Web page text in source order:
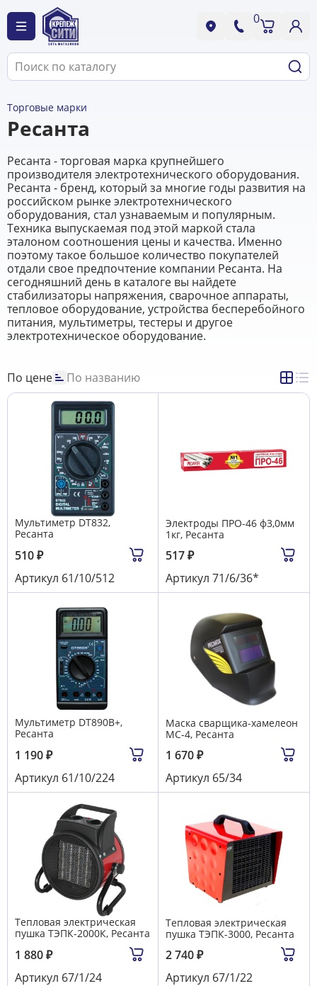
0
Торговые марки
Ресанта
Ресанта - торговая марка крупнейшего
производителя электротехнического оборудования.
Ресанта - бренд, который за многие годы развития на
российском рынке электротехнического
оборудования, стал узнаваемым и популярным.
Техника выпускаемая под этой маркой стала
эталоном соотношения цены и качества. Именно
поэтому такое большое количество покупателей
отдали свое предпочтение компании Ресанта. На
сегодняшний день в каталоге вы найдете
стабилизаторы напряжения, сварочное аппараты,
тепловое оборудование, устройства бесперебойного
питания, мультиметры, тестеры и другое
электротехническое оборудование.
По цене По названию
Мультиметр DT832,
Ресанта
510₽
Артикул 61/10/512
Электроды ПРО-46 ф3,0мм
1кг, Ресанта
517₽
Артикул 71/6/36*
Мультиметр DT890B+,
Ресанта
1 190₽
Артикул 61/10/224
Маска сварщика-хамелеон
МС-4, Ресанта
1 670₽
Артикул 65/34
Тепловая электрическая
пушка ТЭПК-2000К, Ресанта
1 880₽
Артикул 67/1/24
Тепловая электрическая
пушка ТЭПК-3000, Ресанта
2 740₽
Артикул 67/1/22